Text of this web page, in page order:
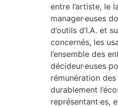
entre l’artiste, le
manager·euses
d’outils d’I.A. et
concernés, les
l’ensemble des
décideur·euses
rémunération
durablement
représentant·es,